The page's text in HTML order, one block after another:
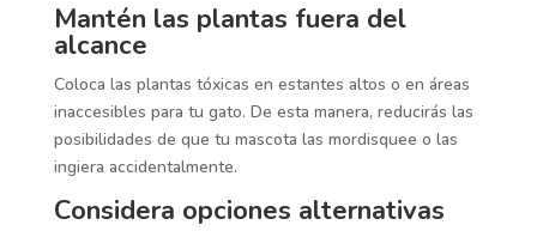
Mantén las plantas fuera del
alcance
Coloca las plantas tóxicas en estantes altos o en áreas
inaccesibles para tu gato. De esta manera, reducirás las
posibilidades de que tu mascota las mordisquee o las
ingiera accidentalmente.
Considera opciones alternativas